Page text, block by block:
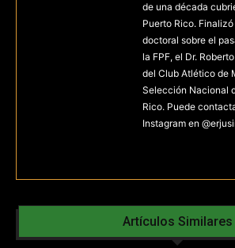
de una década
Puerto Rico.
doctoral sobre el
la FPF, el Dr.
del Club Atlético de
Selección Nacional
Rico. Puede
Instagram en
Artículos Similares